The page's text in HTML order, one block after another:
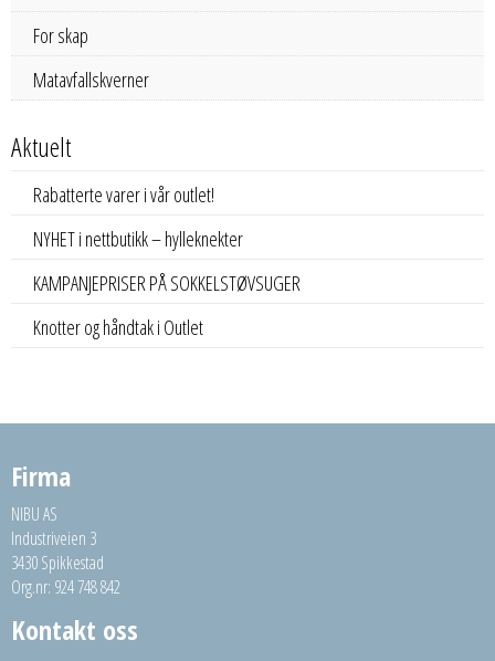
For skap
Matavfallskverner
Aktuelt
Rabatterte varer i vår outlet!
NYHET i nettbutikk – hylleknekter
KAMPANJEPRISER PÅ SOKKELSTØVSUGER
Knotter og håndtak i Outlet
Firma
NIBU AS
Industriveien 3
3430 Spikkestad
Org.nr: 924 748 842
Kontakt oss